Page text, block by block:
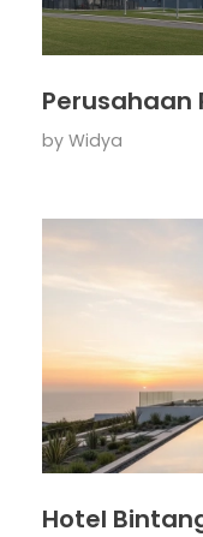
Perusahaan
by Widya
Hotel